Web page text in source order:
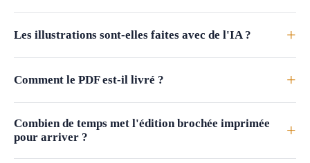
Les illustrations sont-elles faites avec de l'IA ? +
Comment le PDF est-il livré ? +
Combien de temps met l'édition brochée imprimée
pour arriver ?
+